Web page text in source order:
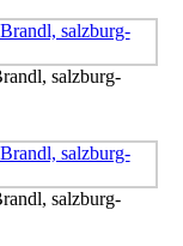
salzburg-
salzburg-